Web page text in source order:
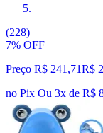
(228)
7% OFF
Preço R$ 241,71R$
no Pix Ou 3x de R$